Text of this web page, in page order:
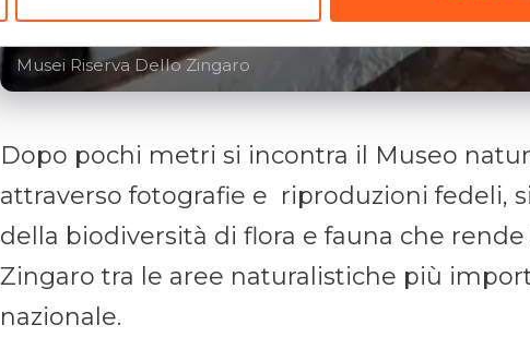
Musei Riserva Dello Zingaro
Dopo pochi metri si incontra il Museo
attraverso fotografie e riproduzioni fedeli,
della biodiversità di flora e fauna che rende
Zingaro tra le aree naturalistiche più
nazionale.